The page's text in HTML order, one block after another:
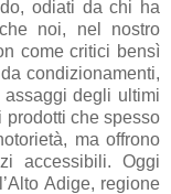
odiati da chi ha
noi, nel nostro
come critici bensì
condizionamenti,
degli ultimi
prodotti che spesso
ma offrono
accessibili. Oggi
Adige, regione